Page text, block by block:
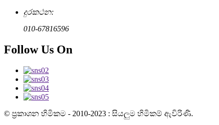
දුරකථන:
010-67816596
Follow Us On
© ප්‍රකාශන හිමිකම - 2010-2023 : සියලුම හිමිකම් ඇවිරිණි.